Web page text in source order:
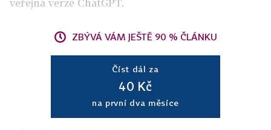
veřejná verze ChatGPT.
ZBÝVÁ VÁM JEŠTĚ 90 % ČLÁNKU
Číst dál za
40 Kč
na první dva měsíce